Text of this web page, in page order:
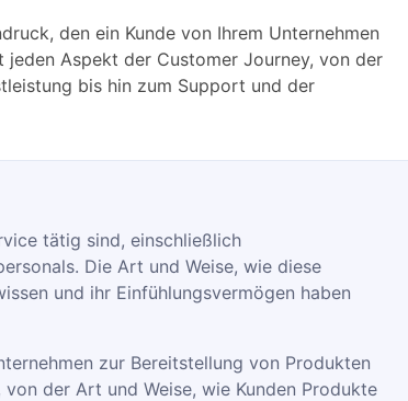
den ein Kunde von Ihrem Unternehmen
Aspekt der Customer Journey, von der
bis hin zum Support und der
tätig sind, einschließlich
Die Art und Weise, wie diese
und ihr Einfühlungsvermögen haben
zur Bereitstellung von Produkten
der Art und Weise, wie Kunden Produkte